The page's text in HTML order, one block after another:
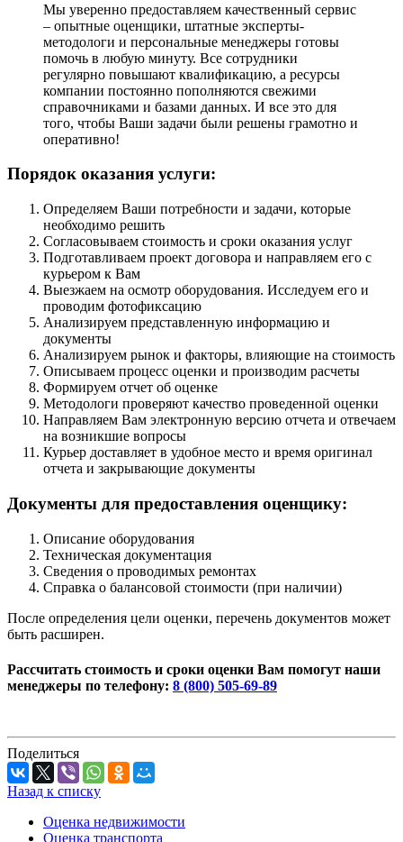
Мы уверенно предоставляем качественный сервис
– опытные оценщики, штатные эксперты-
методологи и персональные менеджеры готовы
помочь в любую минуту. Все сотрудники
регулярно повышают квалификацию, а ресурсы
компании постоянно пополняются свежими
справочниками и базами данных. И все это для
того, чтобы Ваши задачи были решены грамотно и
оперативно!
Порядок оказания услуги:
Определяем Ваши потребности и задачи, которые
необходимо решить
Согласовываем стоимость и сроки оказания услуг
Подготавливаем проект договора и направляем его с
курьером к Вам
Выезжаем на осмотр оборудования. Исследуем его и
проводим фотофиксацию
Анализируем представленную информацию и
документы
Анализируем рынок и факторы, влияющие на стоимость
Описываем процесс оценки и производим расчеты
Формируем отчет об оценке
Методологи проверяют качество проведенной оценки
Направляем Вам электронную версию отчета и отвечаем
на возникшие вопросы
Курьер доставляет в удобное место и время оригинал
отчета и закрывающие документы
Документы для предоставления оценщику:
Описание оборудования
Техническая документация
Сведения о проводимых ремонтах
Справка о балансовой стоимости (при наличии)
После определения цели оценки, перечень документов может
быть расширен.
Рассчитать стоимость и сроки оценки Вам помогут наши
менеджеры по телефону: 8 (800) 505-69-89
Поделиться
Назад к списку
Оценка недвижимости
Оценка транспорта